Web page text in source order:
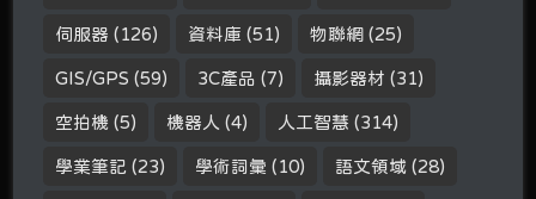
伺服器 (126) 資料庫 (51) 物聯網 (25)
GIS/GPS (59) 3C產品 (7) 攝影器材 (31)
空拍機 (5) 機器人 (4) 人工智慧 (314)
學業筆記 (23) 學術詞彙 (10) 語文領域 (28)